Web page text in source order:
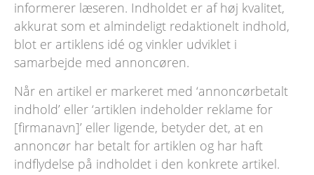
informerer læseren. Indholdet er af høj kvalitet,
akkurat som et almindeligt redaktionelt indhold,
blot er artiklens idé og vinkler udviklet i
samarbejde med annoncøren.
Når en artikel er markeret med ‘annoncørbetalt
indhold’ eller ‘artiklen indeholder reklame for
[firmanavn]’ eller ligende, betyder det, at en
annoncør har betalt for artiklen og har haft
indflydelse på indholdet i den konkrete artikel.